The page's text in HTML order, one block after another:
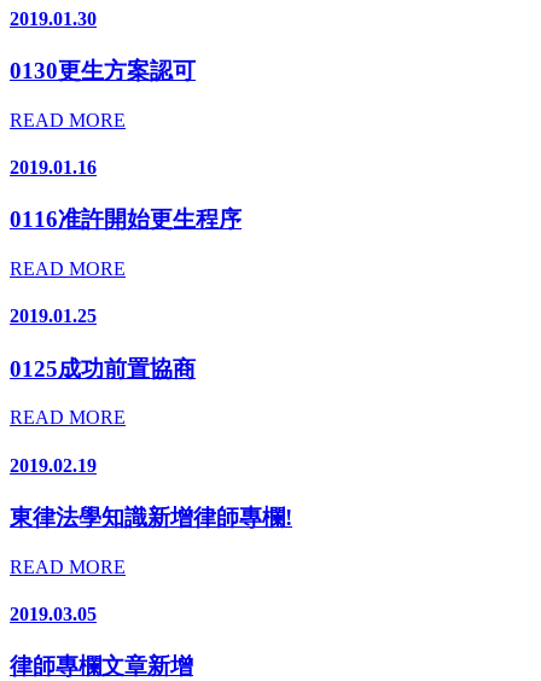
2019.01.30
0130更生方案認可
READ MORE
2019.01.16
0116准許開始更生程序
READ MORE
2019.01.25
0125成功前置協商
READ MORE
2019.02.19
東律法學知識新增律師專欄!
READ MORE
2019.03.05
律師專欄文章新增